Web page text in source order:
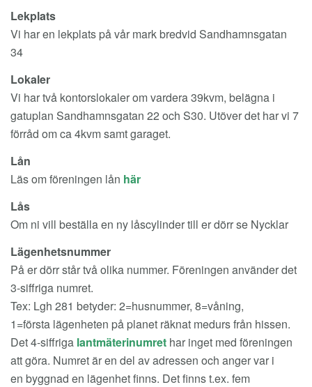
Lekplats
Vi har en lekplats på vår mark bredvid Sandhamnsgatan
34
Lokaler
Vi har två kontorslokaler om vardera 39kvm, belägna i
gatuplan Sandhamnsgatan 22 och S30. Utöver det har vi 7
förråd om ca 4kvm samt garaget.
Lån
Läs om föreningen lån här
Lås
Om ni vill beställa en ny låscylinder till er dörr se Nycklar
Lägenhetsnummer
På er dörr står två olika nummer. Föreningen använder det
3-siffriga numret.
Tex: Lgh 281 betyder: 2=husnummer, 8=våning,
1=första lägenheten på planet räknat medurs från hissen.
Det 4-siffriga lantmäterinumret har inget med föreningen
att göra. Numret är en del av adressen och anger var i
en byggnad en lägenhet finns. Det finns t.ex. fem